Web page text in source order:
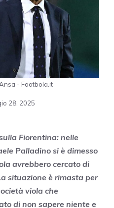
- Footbola.it
28, 2025
Fiorentina: nelle
Palladino si è dimesso
avrebbero cercato di
situazione è rimasta per
viola che
di non sapere niente e